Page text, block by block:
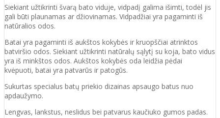
Siekiant užtikrinti švarą bato viduje, vidpadį galima išimti, todėl jis
gali būti plaunamas ar džiovinamas. Vidpadžiai yra pagaminti iš
natūralios odos.
Batai yra pagaminti iš aukštos kokybės ir kruopščiai atrinktos
batviršio odos. Siekiant užtikrinti natūralų sąlytį su koja, bato vidus
yra iš minkštos odos. Aukštos kokybės oda leidžia pėdai
kvėpuoti, batai yra patvarūs ir patogūs.
Sukurtas specialus batų priekio dizainas apsaugo batus nuo
apdaužymo.
Lengvas, lankstus, neslidus bei patvarus kaučiuko gumos padas.